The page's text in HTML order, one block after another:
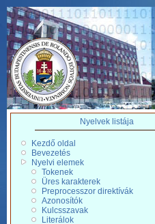
Nyelvek listája
Kezdő oldal
Bevezetés
Nyelvi elemek
Tokenek
Üres karakterek
Preprocesszor direktívák
Azonosítók
Kulcsszavak
Literálok